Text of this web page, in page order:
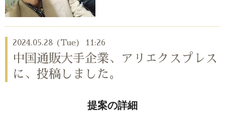
2024.05.28 (Tue) 11:26
中国通販大手企業、アリエクスプレス
に、投稿しました。
提案の詳細